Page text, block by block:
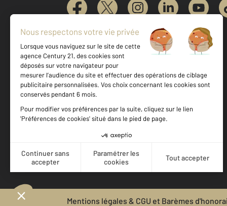
Votre agence est notée
Achat
Mentions légales & CGU et Barèmes